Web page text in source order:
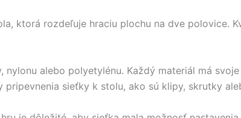
ktorá rozdeľuje hraciu plochu na dve polovice.
nylonu alebo polyetylénu. Každý materiál má
pripevnenia sieťky k stolu, ako sú klipy, skrutky